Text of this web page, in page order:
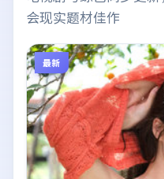
会现实题材佳作
最新